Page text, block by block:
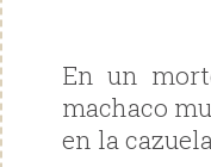
En un
machaco
en la